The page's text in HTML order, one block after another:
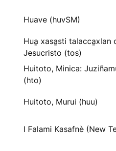
Huave (huvSM)
Hua̱ xasa̱sti talacca̱xlan
Jesucristo (tos)
Huitoto, Minica:
(hto)
Huitoto, Murui (huu)
I Falami Kasafnè (New